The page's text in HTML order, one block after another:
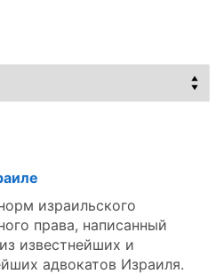
израильского
права, написанный
известнейших и
адвокатов Израиля.